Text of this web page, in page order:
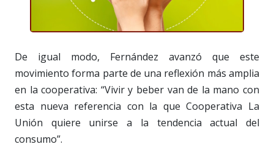
De igual modo, Fernández avanzó que este
movimiento forma parte de una reflexión más amplia
en la cooperativa: “Vivir y beber van de la mano con
esta nueva referencia con la que Cooperativa La
Unión quiere unirse a la tendencia actual del
consumo”.